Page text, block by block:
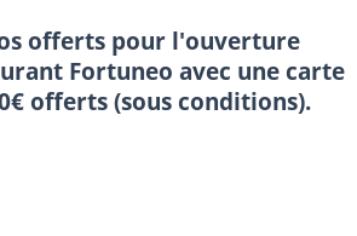
offerts pour l'ouverture
Fortuneo avec une carte
offerts (sous conditions).